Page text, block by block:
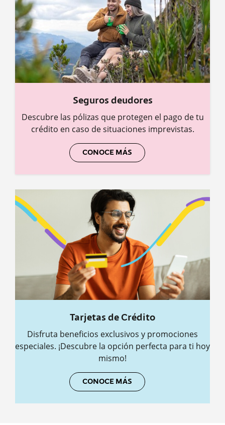
Seguros deudores
Descubre las pólizas que protegen el pago de tu
crédito en caso de situaciones imprevistas.
CONOCE MÁS
Tarjetas de Crédito
Disfruta beneficios exclusivos y promociones
especiales. ¡Descubre la opción perfecta para ti hoy
mismo!
CONOCE MÁS